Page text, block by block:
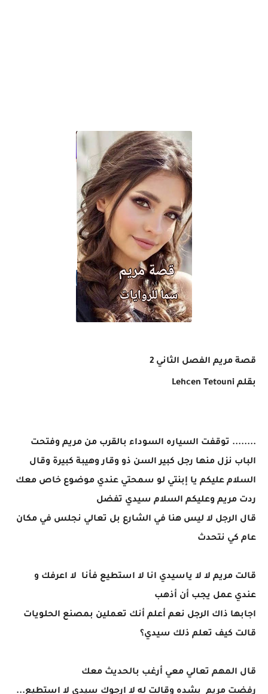
قصة مريم الفصل الثاني 2
بقلم Lehcen Tetouni
........ توقفت السياره السوداء بالقرب من مريم وفتحت
الباب نزل منها رجل كبير السن ذو وقار وهيبة كبيرة وقال
السلام عليكم يا إبنتي لو سمحتي عندي موضوع خاص معك
ردت مريم وعليكم السلام سيدي تفضل
قال الرجل لا ليس هنا في الشارع بل تعالي نجلس في مكان
عام كي نتحدث
قالت مريم لا لا ياسيدي انا لا استطيع فأنا لا اعرفك و
عندي عمل يجب أن أذهب
اجابها ذاك الرجل نعم أعلم أنك تعملين بمصنع الحلويات
قالت كيف تعلم ذلك سيدي؟
قال المهم تعالي معي أرغب بالحديث معك
رفضت مريم بشده وقالت له لا ارجوك سيدي لا استطيع...